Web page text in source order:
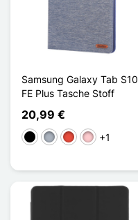
Samsung Galaxy Tab S10
FE Plus Tasche Stoff
20,99 €
Schwarz
GrauRot Pink+1